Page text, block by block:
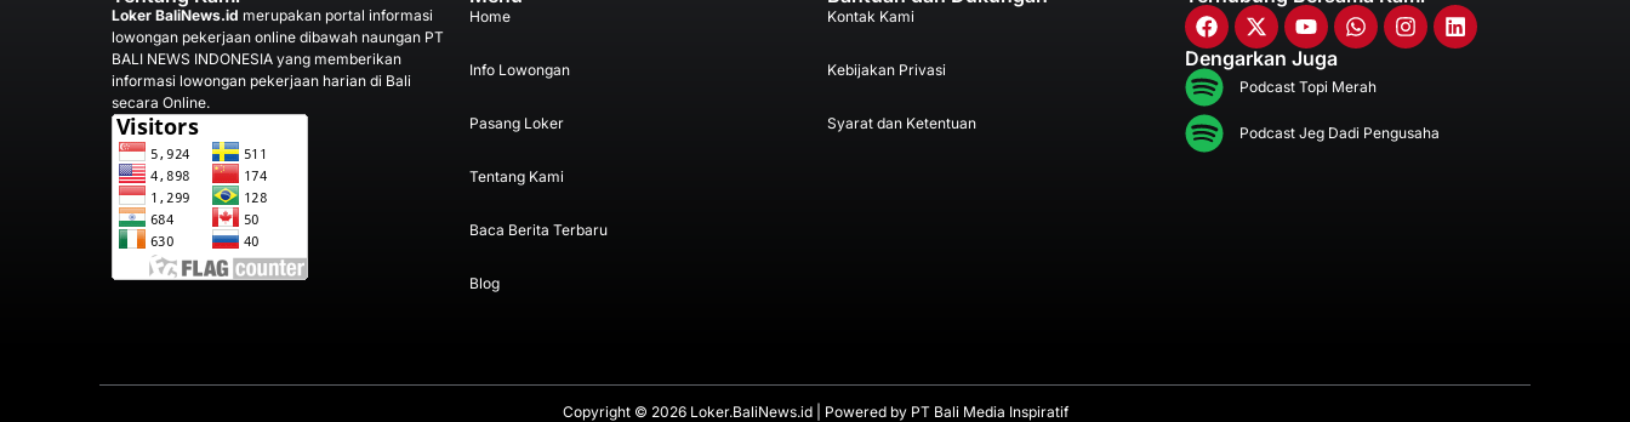
Loker BaliNews.id merupakan portal informasi
lowongan pekerjaan online dibawah naungan PT
BALI NEWS INDONESIA yang memberikan
informasi lowongan pekerjaan harian di Bali
secara Online.
Home
Info Lowongan
Pasang Loker
Tentang Kami
Baca Berita Terbaru
Blog
Kontak Kami
Kebijakan Privasi
Syarat dan Ketentuan
Dengarkan Juga
Podcast Topi Merah
Podcast Jeg Dadi Pengusaha
Copyright © 2026 Loker.BaliNews.id | Powered by PT Bali Media Inspiratif